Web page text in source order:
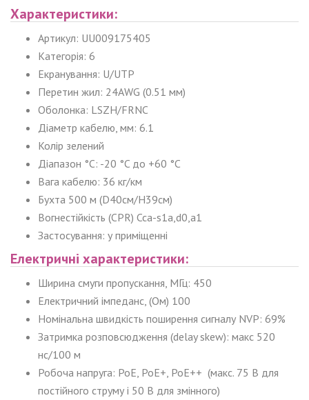
Характеристики:
Артикул: UU009175405
Категорія: 6
Екранування: U/UTP
Перетин жил: 24AWG (0.51 мм)
Оболонка: LSZH/FRNC
Діаметр кабелю, мм: 6.1
Колір зелений
Діапазон °C: -20 °C до +60 °C
Вага кабелю: 36 кг/км
Бухта 500 м (D40см/H39см)
Вогнестійкість (CPR) Cca-s1a,d0,a1
Застосування: у приміщенні
Електричні характеристики:
Ширина смуги пропускання, МГц: 450
Електричний імпеданс, (Ом) 100
Номінальна швидкість поширення сигналу NVP: 69%
Затримка розповсюдження (delay skew): макс 520
нс/100 м
Робоча напруга: PoE, PoE+, PoE++ (макс. 75 В для
постійного струму і 50 В для змінного)